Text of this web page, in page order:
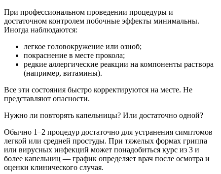
При профессиональном проведении процедуры и
достаточном контролем побочные эффекты минимальны.
Иногда наблюдаются:
легкое головокружение или озноб;
покраснение в месте прокола;
редкие аллергические реакции на компоненты раствора
(например, витамины).
Все эти состояния быстро корректируются на месте. Не
представляют опасности.
Нужно ли повторять капельницы? Или достаточно одной?
Обычно 1–2 процедур достаточно для устранения симптомов
легкой или средней простуды. При тяжелых формах гриппа
или вирусных инфекций может понадобиться курс из 3 и
более капельниц — график определяет врач после осмотра и
оценки клинического случая.